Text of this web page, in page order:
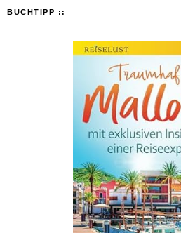
BUCHTIPP ::